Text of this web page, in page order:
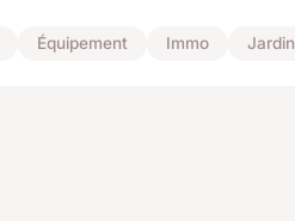
Équipement Immo Jardin